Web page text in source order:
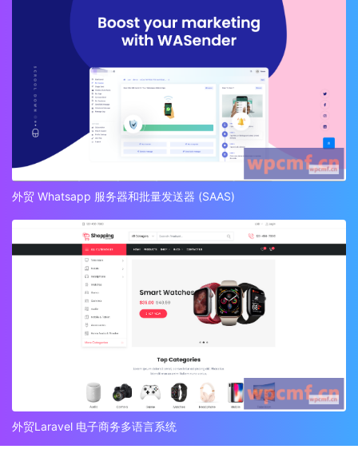
外贸 Whatsapp 服务器和批量发送器 (SAAS)
外贸Laravel 电子商务多语言系统